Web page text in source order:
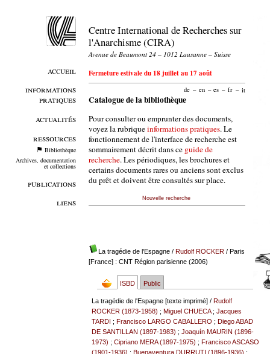
accueil
informations
pratiques
actualités
ressources
Bibliothèque
Archives, documentation
et collections
publications
liens
Centre International de Recherches sur
l'Anarchisme (CIRA)
Avenue de Beaumont 24 – 1012 Lausanne – Suisse
Fermeture estivale du 18 juillet au 17 août
de – en – es – fr – it
Catalogue de la bibliothèque
Pour consulter ou emprunter des documents,
voyez la rubriqueinformations pratiques. Le
fonctionnement de l'interface de recherche est
sommairement décrit dans ce guide de
recherche. Les périodiques, les brochures et
certains documents rares ou anciens sont exclus
du prêt et doivent être consultés sur place.
Nouvelle recherche
La tragédie de l'Espagne/ Rudolf ROCKER/ Paris
[France] : CNT Région parisienne (2006)
ISBD Public
La tragédie de l'Espagne [texte imprimé] /Rudolf
ROCKER (1873-1958) ;Miguel CHUECA;Jacques
TARDI ;Francisco LARGO CABALLERO ;Diego ABAD
DE SANTILLAN (1897-1983) ;Joaquín MAURIN (1896-
1973) ;Cipriano MERA (1897-1975) ;Francisco ASCASO
(1901-1936) ;Buenaventura DURRUTI (1896-1936) ;